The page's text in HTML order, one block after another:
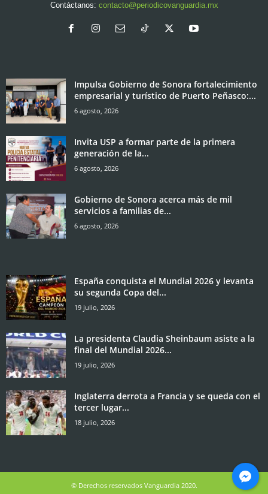
Contáctanos: contacto@periodicovanguardia.mx
Impulsa Gobierno de Sonora fortalecimiento
empresarial y turístico de Puerto Peñasco:...
6 agosto, 2026
Invita USP a formar parte de la primera
generación de la...
6 agosto, 2026
Gobierno de Sonora acerca más de mil
servicios a familias de...
6 agosto, 2026
España conquista el Mundial 2026 y levanta
su segunda Copa del...
19 julio, 2026
La presidenta Claudia Sheinbaum asiste a la
final del Mundial 2026...
19 julio, 2026
Inglaterra derrota a Francia y se queda con el
tercer lugar...
18 julio, 2026
© Derechos reservados Vanguardia 2020.